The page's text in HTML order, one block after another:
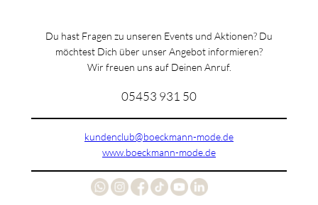
Du hast Fragen zu unseren Events und Aktionen? Du
möchtest Dich über unser Angebot informieren?
Wir freuen uns auf Deinen Anruf.
05453 931 50
kundenclub@boeckmann-mode.de
www.boeckmann-mode.de